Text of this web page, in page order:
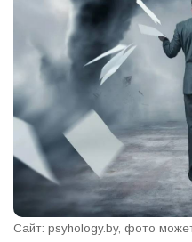
Сайт: psyhology.by, фото